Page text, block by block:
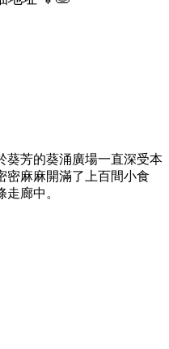
葵芳的葵涌廣場一直深受本
密麻麻開滿了上百間小食
廊中。